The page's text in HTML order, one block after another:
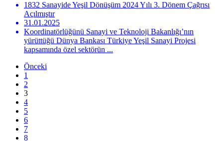
1832 Sanayide Yeşil Dönüşüm 2024 Yılı 3. Dönem Çağrısı
Açılmıştır
31.01.2025
Koordinatörlüğünü Sanayi ve Teknoloji Bakanlığı’nın
yürüttüğü Dünya Bankası Türkiye Yeşil Sanayi Projesi
kapsamında özel sektörün ...
Önceki
1
2
3
4
5
6
7
8